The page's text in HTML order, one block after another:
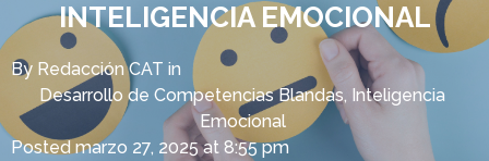
INTELIGENCIA EMOCIONAL
By Redacción CAT in
Desarrollo de Competencias Blandas, Inteligencia
Emocional
Posted marzo 27, 2025 at 8:55 pm